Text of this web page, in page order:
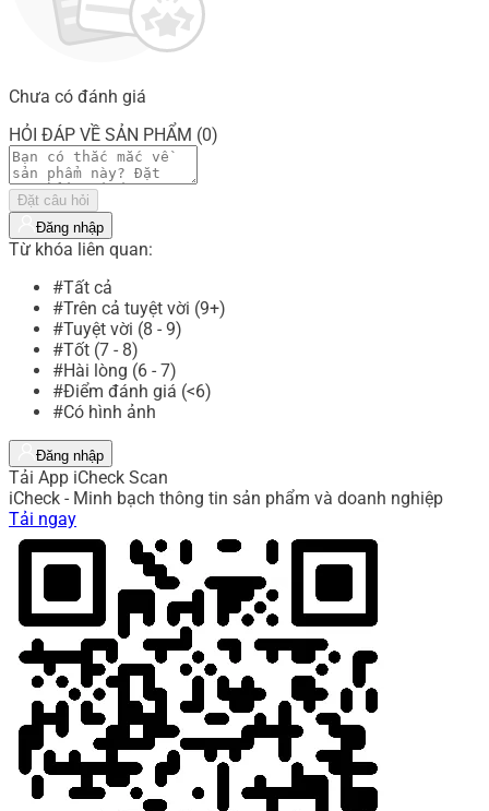
Chưa có đánh giá
HỎI ĐÁP VỀ SẢN PHẨM (0)
Đặt câu hỏi
Đăng nhập
Từ khóa liên quan:
#Tất cả
#Trên cả tuyệt vời (9+)
#Tuyệt vời (8 - 9)
#Tốt (7 - 8)
#Hài lòng (6 - 7)
#Điểm đánh giá (<6)
#Có hình ảnh
Đăng nhập
Tải App iCheck Scan
iCheck - Minh bạch thông tin sản phẩm và doanh nghiệp
Tải ngay